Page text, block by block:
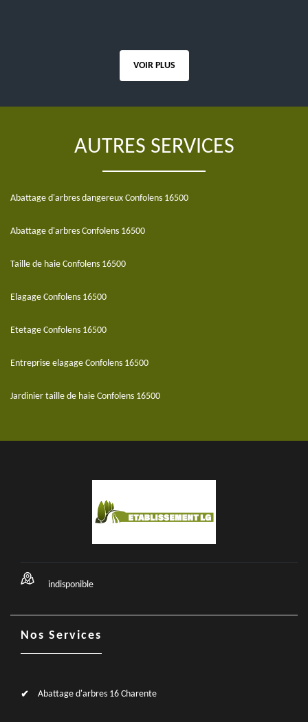
VOIR PLUS
AUTRES SERVICES
Abattage d'arbres dangereux Confolens 16500
Abattage d'arbres Confolens 16500
Taille de haie Confolens 16500
Elagage Confolens 16500
Etetage Confolens 16500
Entreprise elagage Confolens 16500
Jardinier taille de haie Confolens 16500
indisponible
Nos Services
Abattage d'arbres 16 Charente